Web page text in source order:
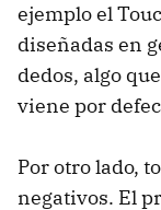
ejemplo el
diseñadas en
dedos, algo
viene por
Por otro lado,
negativos. El